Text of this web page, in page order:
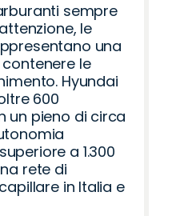
sempre
le
una
le
Hyundai
600
un pieno di circa
a 1.300
rete di
in Italia e